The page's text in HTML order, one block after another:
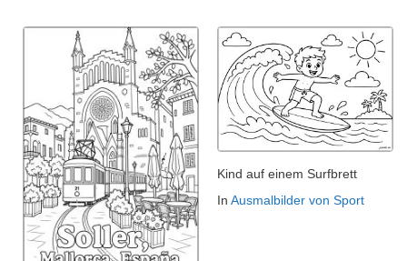
Kind auf einem Surfbrett
In Ausmalbilder von Sport